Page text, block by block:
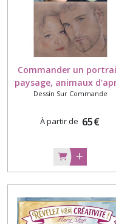
Commander un
paysage, animaux
vos photos
Dessin Sur Commande
À partir de 65€